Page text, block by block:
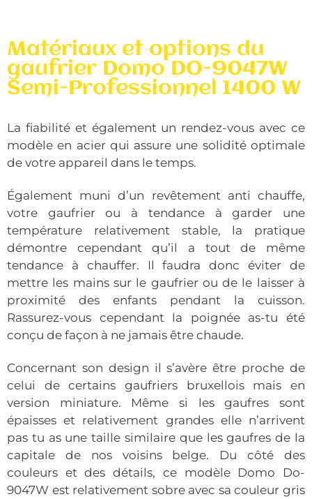
Matériaux et options du
gaufrier Domo DO-9047W
Semi-Professionnel 1400 W
La fiabilité et également un rendez-vous avec ce
modèle en acier qui assure une solidité optimale
de votre appareil dans le temps.
Également muni d’un revêtement anti chauffe,
votre gaufrier ou à tendance à garder une
température relativement stable, la pratique
démontre cependant qu’il a tout de même
tendance à chauffer. Il faudra donc éviter de
mettre les mains sur le gaufrier ou de le laisser à
proximité des enfants pendant la cuisson.
Rassurez-vous cependant la poignée as-tu été
conçu de façon à ne jamais être chaude.
Concernant son design il s’avère être proche de
celui de certains gaufriers bruxellois mais en
version miniature. Même si les gaufres sont
épaisses et relativement grandes elle n’arrivent
pas tu as une taille similaire que les gaufres de la
capitale de nos voisins belge. Du côté des
couleurs et des détails, ce modèle Domo Do-
9047W est relativement sobre avec sa couleur gris